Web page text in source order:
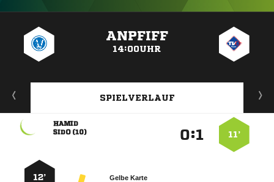
ANPFIFF
14:00UHR
SPIELVERLAUF
11’
:

 
Gelbe Karte
12’